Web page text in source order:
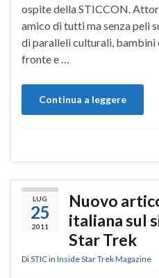
ospite della STICCON.
amico di tutti ma senza peli
di paralleli culturali, bambini
fronte e …
Continua a leggere
LUG
25
2011
Nuovo
italiana sul
Star Trek
DiSTICin Inside Star Trek Magazine